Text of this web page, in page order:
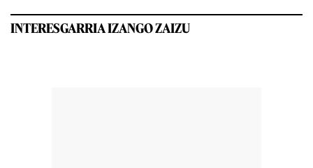
INTERESGARRIA IZANGO ZAIZU